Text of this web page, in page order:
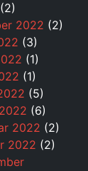
(2)
2022 (2)
(3)
(1)
(1)
(5)
(6)
2022 (2)
2022 (2)